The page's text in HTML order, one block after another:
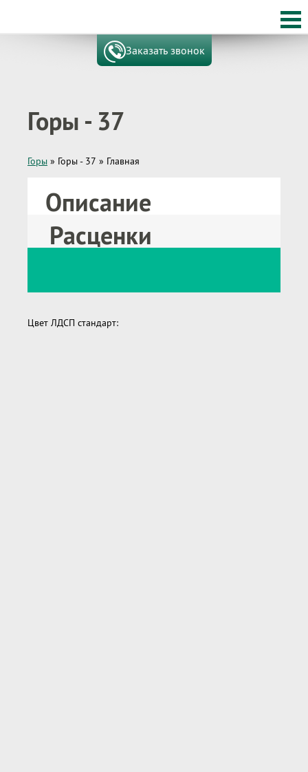
Заказать звонок
Горы - 37
Горы » Горы - 37 » Главная
Описание
Расценки
Цвет ЛДСП стандарт: